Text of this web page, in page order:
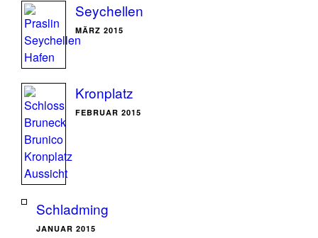
Seychellen
MÄRZ 2015
Kronplatz
FEBRUAR 2015
Schladming
JANUAR 2015